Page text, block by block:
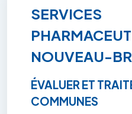
SERVICES
NOUVEAU-
ÉVALUER ET
COMMUNES